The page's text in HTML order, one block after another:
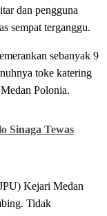
dan pengguna
sempat terganggu.
sebanyak 9
toke katering
Polonia.
Sinaga Tewas
Kejari Medan
Tidak